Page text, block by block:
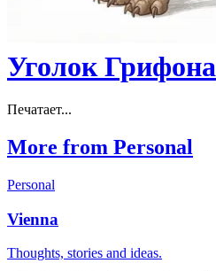
Уголок Грифона
Печатает...
More from Personal
Personal
Vienna
Thoughts, stories and ideas.